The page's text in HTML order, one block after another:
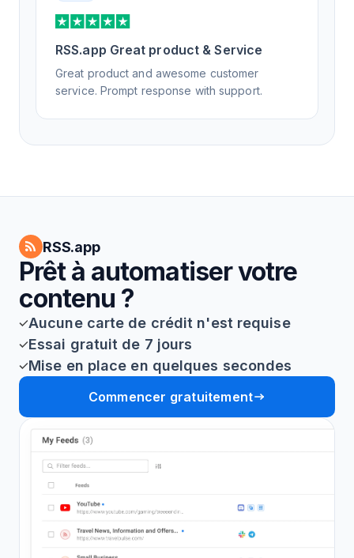
RSS.app Great product & Service
Great product and awesome customer
service. Prompt response with support.
RSS.app
Prêt à automatiser votre
contenu ?
Aucune carte de crédit n'est requise
Essai gratuit de 7 jours
Mise en place en quelques secondes
Commencer gratuitement